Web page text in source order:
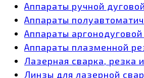
Аппараты ручной
Аппараты
Аппараты
Аппараты плазменной
Лазерная сварка, резка
Линзы для лазерной